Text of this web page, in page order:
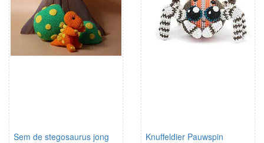
Sem de stegosaurus jong Knuffeldier Pauwspin